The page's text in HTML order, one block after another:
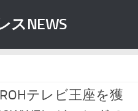
スNEWS
テレビ王座を獲